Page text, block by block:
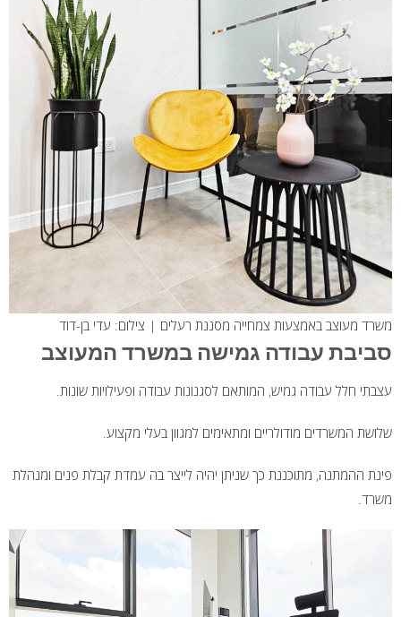
משרד מעוצב באמצעות צמחייה מסננת רעלים | צילום: עדי בן-דוד
סביבת עבודה גמישה במשרד המעוצב
עצבתי חלל עבודה גמיש, המותאם לסגנונות עבודה ופעילויות שונות.
שלושת המשרדים מודולריים ומתאימים למגוון בעלי מקצוע.
פינת ההמתנה, מתוכננת כך שניתן יהיה לייצר בה עמדת קבלת פנים ומנהלת
משרד.